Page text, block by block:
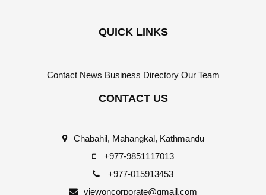
QUICK LINKS
Contact News Business Directory Our Team
CONTACT US
Chabahil, Mahangkal, Kathmandu
+977-9851117013
+977-015913453
viewoncorporate@gmail.com